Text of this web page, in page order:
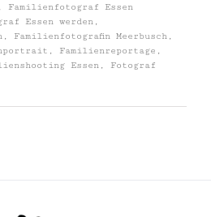
, Familienfotograf Essen
Essen werden ,
, Familienfotografin Meerbusch ,
, Familienreportage ,
Essen , Fotograf